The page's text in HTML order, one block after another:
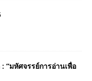
“มหัศจรรย์การอ่านเพื่อ